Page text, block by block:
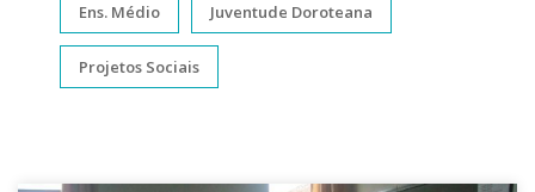
Ens. Médio Juventude Doroteana
Projetos Sociais